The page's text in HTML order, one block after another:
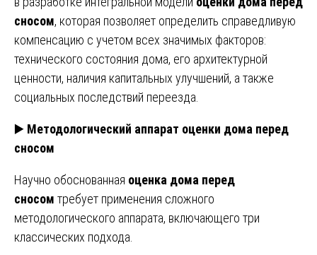
сносом, которая позволяет определить справедливую
компенсацию с учетом всех значимых факторов:
технического состояния дома, его архитектурной
ценности, наличия капитальных улучшений, а также
социальных последствий переезда.
▶️ Методологический аппарат оценки дома перед
сносом
Научно обоснованная оценка дома перед
сносом требует применения сложного
методологического аппарата, включающего три
классических подхода.